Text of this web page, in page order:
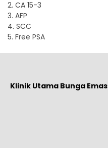
2. CA 15-3
3. AFP
4. SCC
5. Free PSA
Klinik Utama Bunga Emas